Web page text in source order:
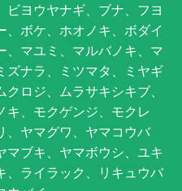
ビヨウヤナギ、ブナ、フヨ
、ボケ、ホオノキ、ボダイ
、マユミ、マルバノキ、マ
ズナラ、ミツマタ、ミヤギ
ロジ、ムラサキシキブ、
キ、モクゲンジ、モクレ
、ヤマグワ、ヤマコウバ
マブキ、ヤマボウシ、ユキ
、ライラック、リキュウバ